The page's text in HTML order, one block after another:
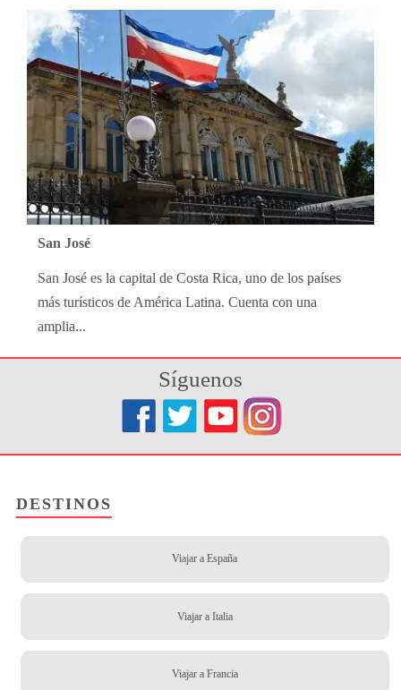
San José
San José es la capital de Costa Rica, uno de los países
más turísticos de América Latina. Cuenta con una
amplia...
Síguenos
DESTINOS
Viajar a España
Viajar a Italia
Viajar a Francia